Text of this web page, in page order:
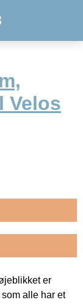
Velos
er
som alle har et